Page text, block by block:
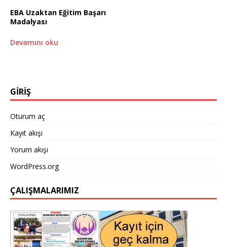
EBA Uzaktan Eğitim Başarı
Madalyası
Devamını oku
GİRİŞ
Oturum aç
Kayıt akışı
Yorum akışı
WordPress.org
ÇALIŞMALARIMIZ